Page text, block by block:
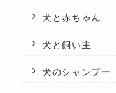
犬と赤ちゃん
犬と飼い主
犬のシャンプー